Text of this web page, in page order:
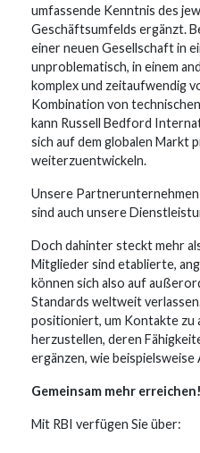
umfassende Kenntnis des
Geschäftsumfelds ergänzt.
einer neuen Gesellschaft in
unproblematisch, in einem
komplex und zeitaufwendig
Kombination von
kann Russell Bedford
sich auf dem globalen Markt
weiterzuentwickeln.
Unsere
sind auch unsere
Doch dahinter steckt mehr
Mitglieder sind etablierte,
können sich also auf
Standards weltweit
positioniert, um Kontakte zu
herzustellen, deren
ergänzen, wie
Gemeinsam mehr erreichen!
Mit RBI verfügen Sie über: